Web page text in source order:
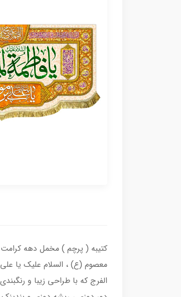
کتیبه ( پرچم ) مخمل دهه
معصوم (ع) ، السلام علیک یا
الفرج که با طراحی زیبا و